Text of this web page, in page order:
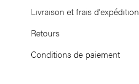
Livraison et frais d'expédition
Retours
Conditions de paiement